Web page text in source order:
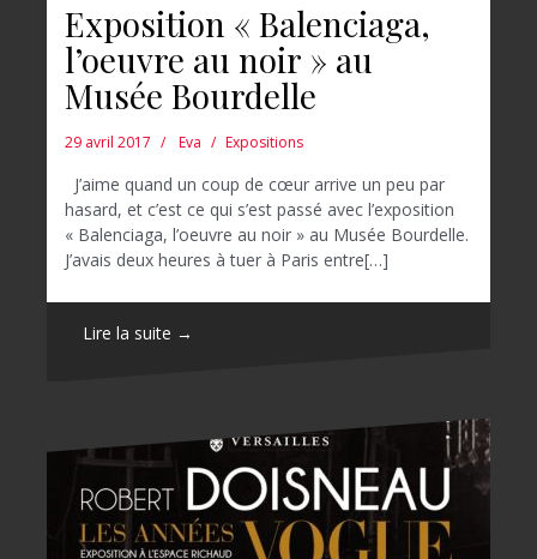
Exposition « Balenciaga,
l’oeuvre au noir » au
Musée Bourdelle
29 avril 2017 Eva Expositions
J’aime quand un coup de cœur arrive un peu par
hasard, et c’est ce qui s’est passé avec l’exposition
« Balenciaga, l’oeuvre au noir » au Musée Bourdelle.
J’avais deux heures à tuer à Paris entre[…]
Lire la suite →